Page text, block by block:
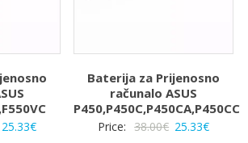
Izvorna
25.33€Trenutna
Baterija za Prijenosno
računalo ASUS
P450,P450C,P450CA,P450CC
Price: 38.00€ Izvorna
25.33€